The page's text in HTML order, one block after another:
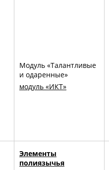
Модуль «Талантливые
и одаренные»
модуль «ИКТ»
Элементы
полиязычья